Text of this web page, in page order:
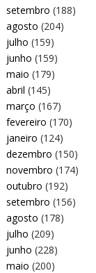
setembro (188)
agosto (204)
julho (159)
junho (159)
maio (179)
abril (145)
março (167)
fevereiro (170)
janeiro (124)
dezembro (150)
novembro (174)
outubro (192)
setembro (156)
agosto (178)
julho (209)
junho (228)
maio (200)